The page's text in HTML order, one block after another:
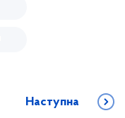
Наступна